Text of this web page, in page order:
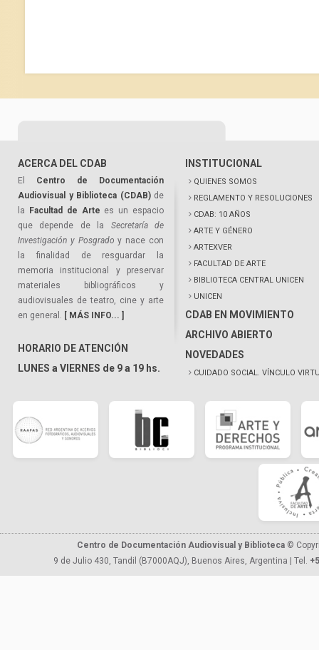
ACERCA DEL CDAB
El Centro de Documentación
Audiovisual y Biblioteca (CDAB)de
la
Facultad de Arte es un espacio
que depende de la Secretaría de
Investigación y Posgrado y nace con
la finalidad de resguardar la
memoria institucional y preservar
materiales bibliográficos y
audiovisuales de teatro, cine y arte
en general. [ MÁS INFO... ]
HORARIO DE ATENCIÓN
LUNES a VIERNES de 9 a 19 hs.
INSTITUCIONAL
QUIENES SOMOS
REGLAMENTO Y RESOLUCIONES
CDAB: 10 AÑOS
ARTE Y GÉNERO
ARTEXVER
FACULTAD DE ARTE
BIBLIOTECA CENTRAL UNICEN
UNICEN
CDAB EN MOVIMIENTO
ARCHIVO ABIERTO
NOVEDADES
CUIDADO SOCIAL. VÍNCULO
Centro de Documentación Audiovisual y Biblioteca ©
9 de Julio 430, Tandil (B7000AQJ), Buenos Aires, Argentina | Tel.